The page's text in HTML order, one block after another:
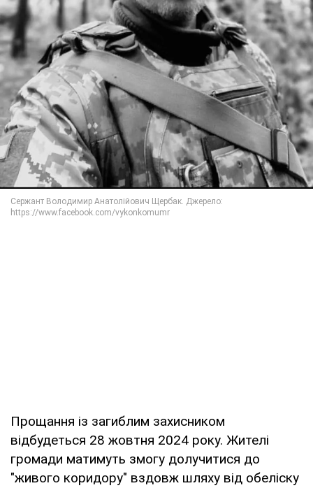
Прощання із загиблим захисником
відбудеться 28 жовтня 2024 року. Жителі
громади матимуть змогу долучитися до
"живого коридору" вздовж шляху від обеліску